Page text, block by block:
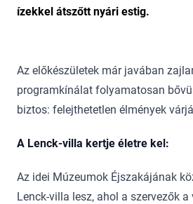
ízekkel átszőtt nyári estig.
Az előkészületek már javában
programkínálat folyamatosan
biztos: felejthetetlen élmények
A Lenck-villa kertje életre kel:
Az idei Múzeumok Éjszakájának
Lenck-villa lesz, ahol a szervezők